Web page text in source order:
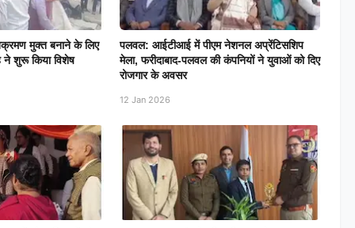
मुक्त बनाने के लिए
ने शुरू किया विशेष
पलवल: आईटीआई में पीएम नेशनल अप्रेंटिसशिप
मेला, फरीदाबाद-पलवल की कंपनियों ने युवाओं को दिए
रोजगार के अवसर
12 Jan 2026